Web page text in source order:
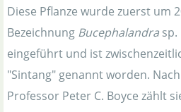
Diese Pflanze wurde zuerst um
Bezeichnung Bucephalandra
eingeführt und ist
"Sintang" genannt worden.
Professor Peter C. Boyce zählt